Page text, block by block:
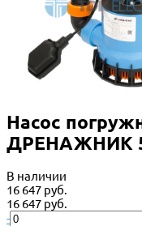
Насос
ДРЕНАЖНИК
В наличии
16 647 руб.
16 647 руб.
-